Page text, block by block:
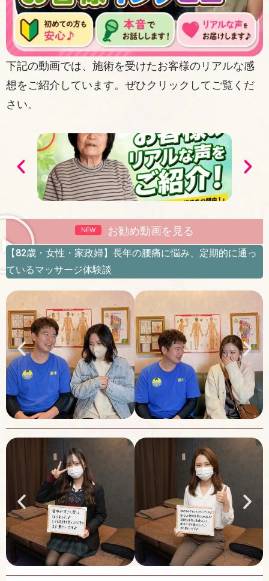
下記の動画では、施術を受けたお客様のリアルな感
想をご紹介しています。ぜひクリックしてご覧くだ
さい。
NEW お勧め動画を見る
【82歳・女性・家政婦】長年の腰痛に悩み、定期的に通っ
ているマッサージ体験談